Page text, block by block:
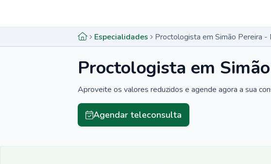
Especialidades Proctologista em Simão Pereira -
Proctologista em
Aproveite os valores reduzidos e agende agora a sua
Agendar teleconsulta